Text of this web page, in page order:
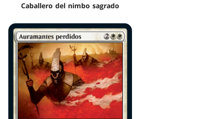
Caballero del nimbo sagrado